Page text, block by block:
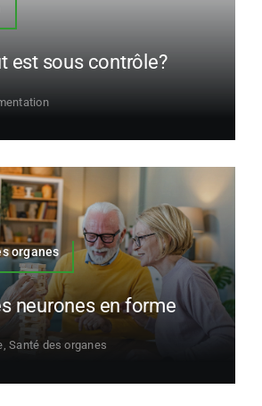
est sous contrôle?
organes
neurones en forme
,Santé des organes